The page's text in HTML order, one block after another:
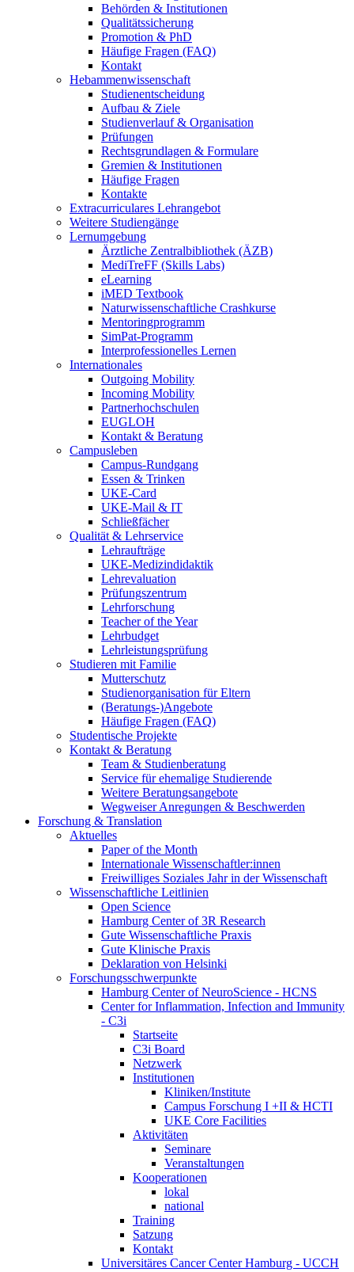
Behörden & Institutionen
Qualitätssicherung
Promotion & PhD
Häufige Fragen (FAQ)
Kontakt
Hebammenwissenschaft
Studienentscheidung
Aufbau & Ziele
Studienverlauf & Organisation
Prüfungen
Rechtsgrundlagen & Formulare
Gremien & Institutionen
Häufige Fragen
Kontakte
Extracurriculares Lehrangebot
Weitere Studiengänge
Lernumgebung
Ärztliche Zentralbibliothek (ÄZB)
MediTreFF (Skills Labs)
eLearning
iMED Textbook
Naturwissenschaftliche Crashkurse
Mentoringprogramm
SimPat-Programm
Interprofessionelles Lernen
Internationales
Outgoing Mobility
Incoming Mobility
Partnerhochschulen
EUGLOH
Kontakt & Beratung
Campusleben
Campus-Rundgang
Essen & Trinken
UKE-Card
UKE-Mail & IT
Schließfächer
Qualität & Lehrservice
Lehraufträge
UKE-Medizindidaktik
Lehrevaluation
Prüfungszentrum
Lehrforschung
Teacher of the Year
Lehrbudget
Lehrleistungsprüfung
Studieren mit Familie
Mutterschutz
Studienorganisation für Eltern
(Beratungs-)Angebote
Häufige Fragen (FAQ)
Studentische Projekte
Kontakt & Beratung
Team & Studienberatung
Service für ehemalige Studierende
Weitere Beratungsangebote
Wegweiser Anregungen & Beschwerden
Forschung & Translation
Aktuelles
Paper of the Month
Internationale Wissenschaftler:innen
Freiwilliges Soziales Jahr in der Wissenschaft
Wissenschaftliche Leitlinien
Open Science
Hamburg Center of 3R Research
Gute Wissenschaftliche Praxis
Gute Klinische Praxis
Deklaration von Helsinki
Forschungsschwerpunkte
Hamburg Center of NeuroScience - HCNS
Center for Inflammation, Infection and Immunity
- C3i
Startseite
C3i Board
Netzwerk
Institutionen
Kliniken/Institute
Campus Forschung I +II & HCTI
UKE Core Facilities
Aktivitäten
Seminare
Veranstaltungen
Kooperationen
lokal
national
Training
Satzung
Kontakt
Universitäres Cancer Center Hamburg - UCCH